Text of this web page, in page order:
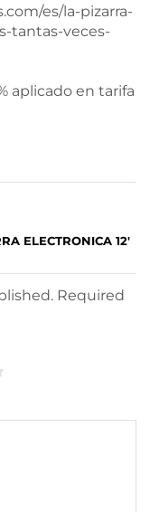
es/la-pizarra-
tantas-veces-
aplicado en tarifa
ELECTRONICA 12′
Required